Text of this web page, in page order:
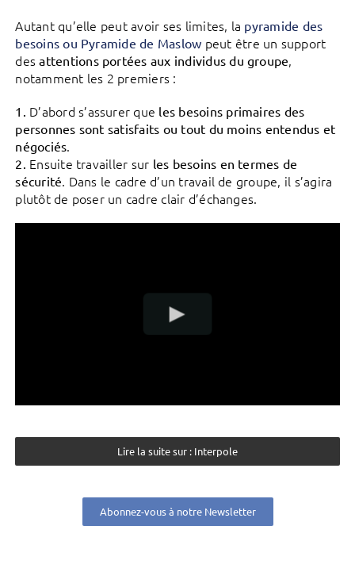
Autant qu’elle peut avoir ses limites, la pyramide des
besoins ou Pyramide de Maslow peut être un support
desattentions portées aux individus du groupe,
notamment les 2 premiers :
1. D’abord s’assurer que les besoins primaires des
personnes sont satisfaits ou tout du moins entendus et
négociés.
2. Ensuite travailler sur les besoins en termes de
sécurité. Dans le cadre d’un travail de groupe, il s’agira
plutôt de poser un cadre clair d’échanges.
Lire la suite sur : Interpole
Abonnez-vous à notre Newsletter